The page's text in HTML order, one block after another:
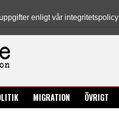
enligt vår integritetspolicy
MIGRATION ÖVRIGT